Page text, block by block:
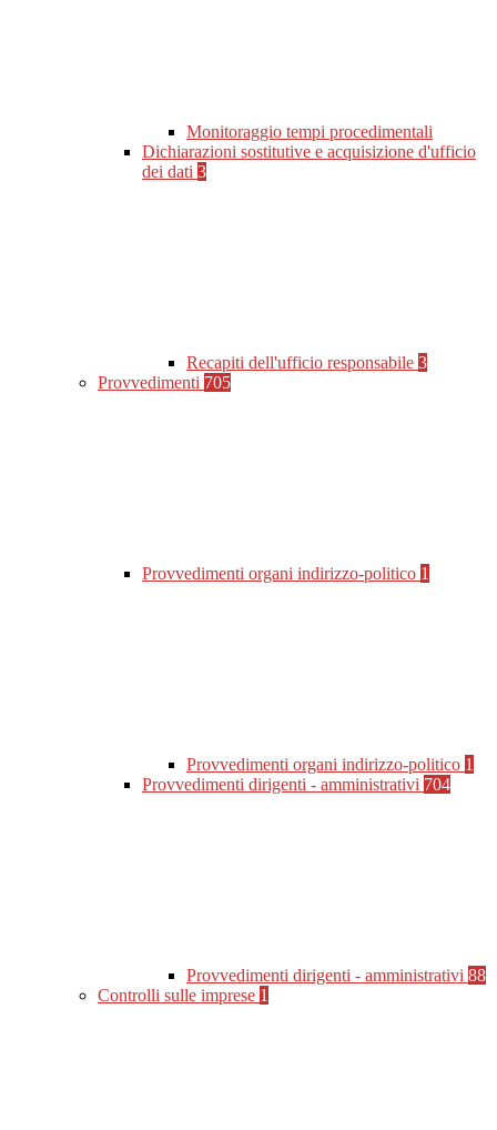
Monitoraggio tempi procedimentali
Dichiarazioni sostitutive e acquisizione d'ufficio
dei dati 3
Recapiti dell'ufficio responsabile 3
Provvedimenti 705
Provvedimenti organi indirizzo-politico 1
Provvedimenti organi indirizzo-politico 1
Provvedimenti dirigenti - amministrativi 704
Provvedimenti dirigenti - amministrativi 88
Controlli sulle imprese 1